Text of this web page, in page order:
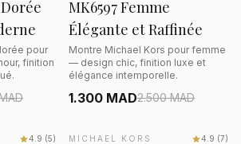
pour
finition
MK6597 Femme
Élégante et Raffinée
Montre Michael Kors pour femme
— design chic, finition luxe et
élégance intemporelle.
1.300 MAD2.500MAD
4.9 (5) SALE −46%
AJOUTER AU PANIER
MICHAEL KORS 4.9 (7)